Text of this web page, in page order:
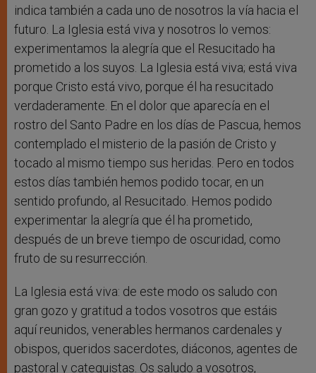
indica también a cada uno de nosotros la vía hacia el
futuro. La Iglesia está viva y nosotros lo vemos:
experimentamos la alegría que el Resucitado ha
prometido a los suyos. La Iglesia está viva; está viva
porque Cristo está vivo, porque él ha resucitado
verdaderamente. En el dolor que aparecía en el
rostro del Santo Padre en los días de Pascua, hemos
contemplado el misterio de la pasión de Cristo y
tocado al mismo tiempo sus heridas. Pero en todos
estos días también hemos podido tocar, en un
sentido profundo, al Resucitado. Hemos podido
experimentar la alegría que él ha prometido,
después de un breve tiempo de oscuridad, como
fruto de su resurrección.
La Iglesia está viva: de este modo os saludo con
gran gozo y gratitud a todos vosotros que estáis
aquí reunidos, venerables hermanos cardenales y
obispos, queridos sacerdotes, diáconos, agentes de
pastoral y catequistas. Os saludo a vosotros,